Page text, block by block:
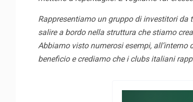
Rappresentiamo un gruppo di investitori
salire a bordo nella struttura che stiamo
Abbiamo visto numerosi esempi,
beneficio e crediamo che i clubs italiani